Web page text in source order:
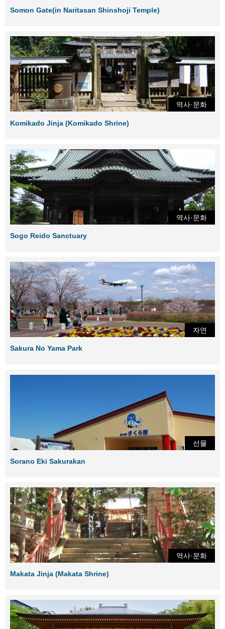
Somon Gate(in Naritasan Shinshoji Temple)
역사·문화
Komikado Jinja (Komikado Shrine)
역사·문화
Sogo Reido Sanctuary
자연
Sakura No Yama Park
선물
Sorano Eki Sakurakan
역사·문화
Makata Jinja (Makata Shrine)